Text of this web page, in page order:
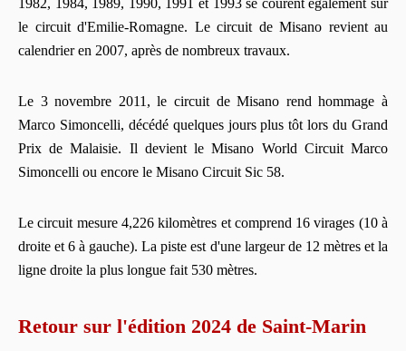
le circuit d'Emilie-Romagne. Le circuit de Misano revient au
calendrier en 2007, après de nombreux travaux.
Le 3 novembre 2011, le circuit de Misano rend hommage à
Marco Simoncelli, décédé quelques jours plus tôt lors du Grand
Prix de Malaisie. Il devient le Misano World Circuit Marco
Simoncelli ou encore le Misano Circuit Sic 58.
Le circuit mesure 4,226 kilomètres et comprend 16 virages (10 à
droite et 6 à gauche). La piste est d'une largeur de 12 mètres et la
ligne droite la plus longue fait 530 mètres.
Retour sur l'édition 2024 de Saint-Marin